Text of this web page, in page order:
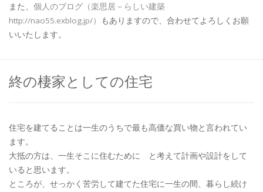
また、 個人のブログ（楽思居－らしい建築
http://nao55.exblog.jp/）
もありますので、合わせてよろしくお願
いいたします。
終の棲家としての住宅
住宅を建てることは一生のうちで最も高価な買い物と言われてい
ます。
大抵の方は、一生そこに住むために と考えて計画や設計をして
いると思います。
ところが、せっかく苦労して建てた住宅に一生の間、暮らし続け